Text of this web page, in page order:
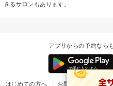
きるサロンもあります。
アプリからの予約なら
はじめての方へ お問い合わせ ヘ